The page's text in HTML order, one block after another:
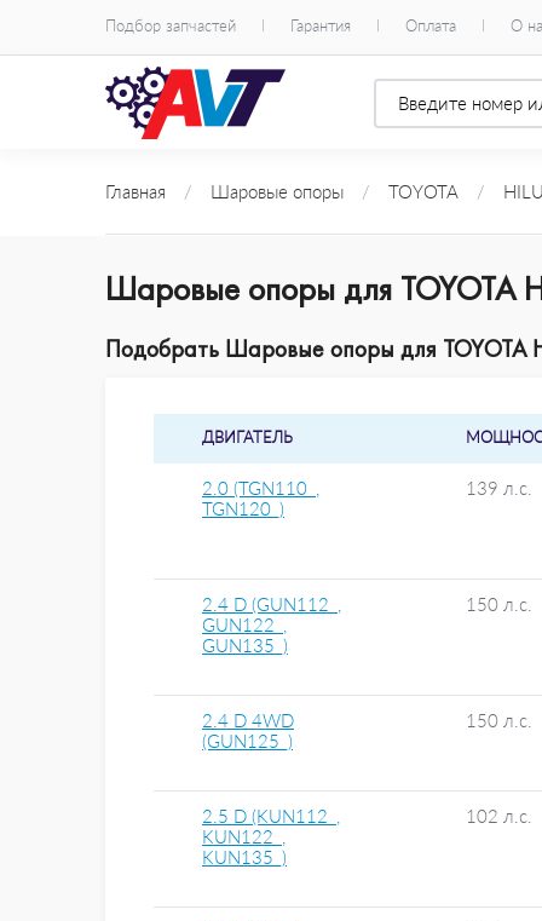
Подбор запчастей Гарантия Оплата О
Главная / Шаровые опоры / TOYOTA /
Шаровые опоры для TOYOTA
Подобрать Шаровые опоры для TOYOTA
ДВИГАТЕЛЬ
2.0 (TGN110_,
TGN120_)
139 л.с.
2.4 D (GUN112_,
GUN122_,
GUN135_)
150 л.с.
2.4 D 4WD
(GUN125_)
150 л.с.
2.5 D (KUN112_,
KUN122_,
KUN135_)
102 л.с.